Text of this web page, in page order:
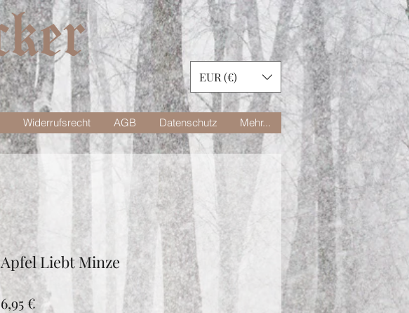
EUR (€)
Widerrufsrecht AGB Datenschutz Mehr...
Apfel Liebt Minze
6,95 €Preis